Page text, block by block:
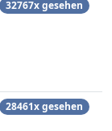
32767x gesehen
28461x gesehen